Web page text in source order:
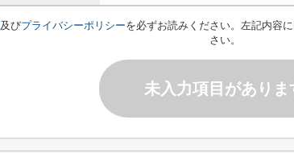
及びプライバシーポリシーを必ずお読みください。左記内容
さい。
未入力項目がありま